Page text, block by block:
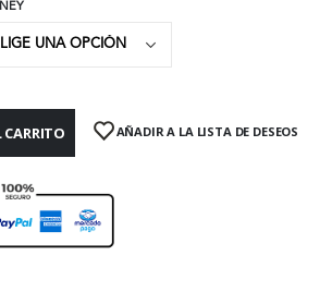
AÑADIR A LA LISTA DE DESEOS